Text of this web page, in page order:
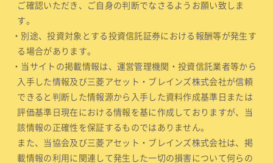
ご確認いただき、ご自身の判断でなさるようお願い致しま
す。
・別途、投資対象とする投資信託証券における報酬等が発生す
る場合があります。
・当サイトの掲載情報は、運営管理機関・投資信託業者等から
入手した情報及び三菱アセット・ブレインズ株式会社が信頼
できると判断した情報源から入手した資料作成基準日または
評価基準日現在における情報を基に作成しておりますが、当
該情報の正確性を保証するものではありません。
また、当協会及び三菱アセット・ブレインズ株式会社は、掲
載情報の利用に関連して発生した一切の損害について何らの